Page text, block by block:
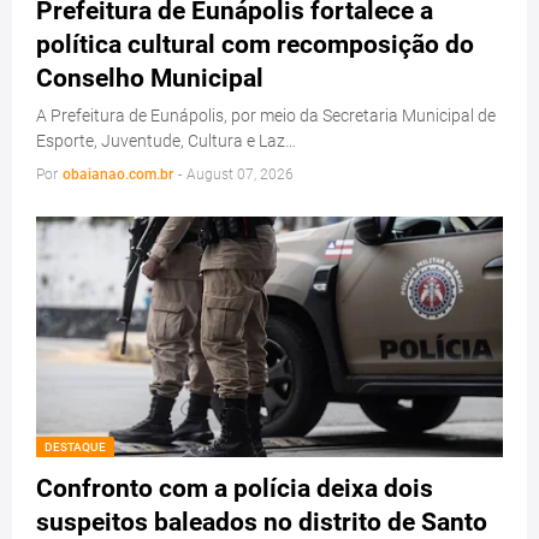
Prefeitura de Eunápolis fortalece a
política cultural com recomposição do
Conselho Municipal
A Prefeitura de Eunápolis, por meio da Secretaria Municipal de
Esporte, Juventude, Cultura e Laz…
Por obaianao.com.br - August 07, 2026
DESTAQUE
Confronto com a polícia deixa dois
suspeitos baleados no distrito de Santo